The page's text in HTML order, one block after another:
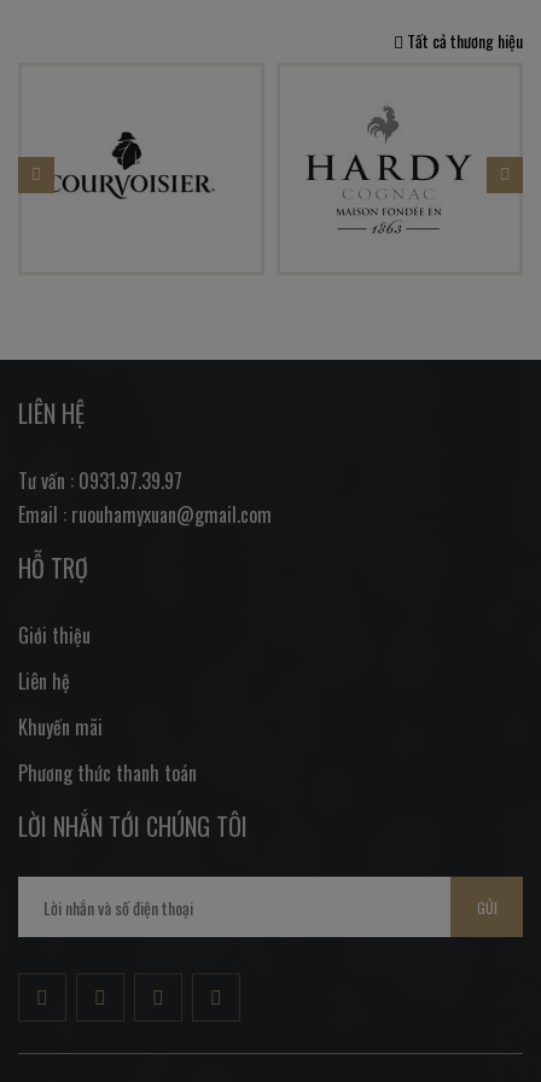
Tất cả thương hiệu
LIÊN HỆ
Tư vấn : 0931.97.39.97
Email : ruouhamyxuan@gmail.com
HỖ TRỢ
Giới thiệu
Liên hệ
Khuyến mãi
Phương thức thanh toán
LỜI NHẮN TỚI CHÚNG TÔI
GỬI